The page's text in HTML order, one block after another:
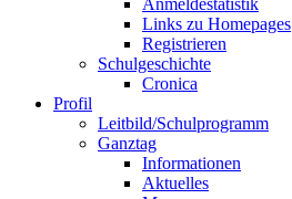
Anmeldestatistik
Links zu Homepages
Registrieren
Schulgeschichte
Cronica
Profil
Leitbild/Schulprogramm
Ganztag
Informationen
Aktuelles